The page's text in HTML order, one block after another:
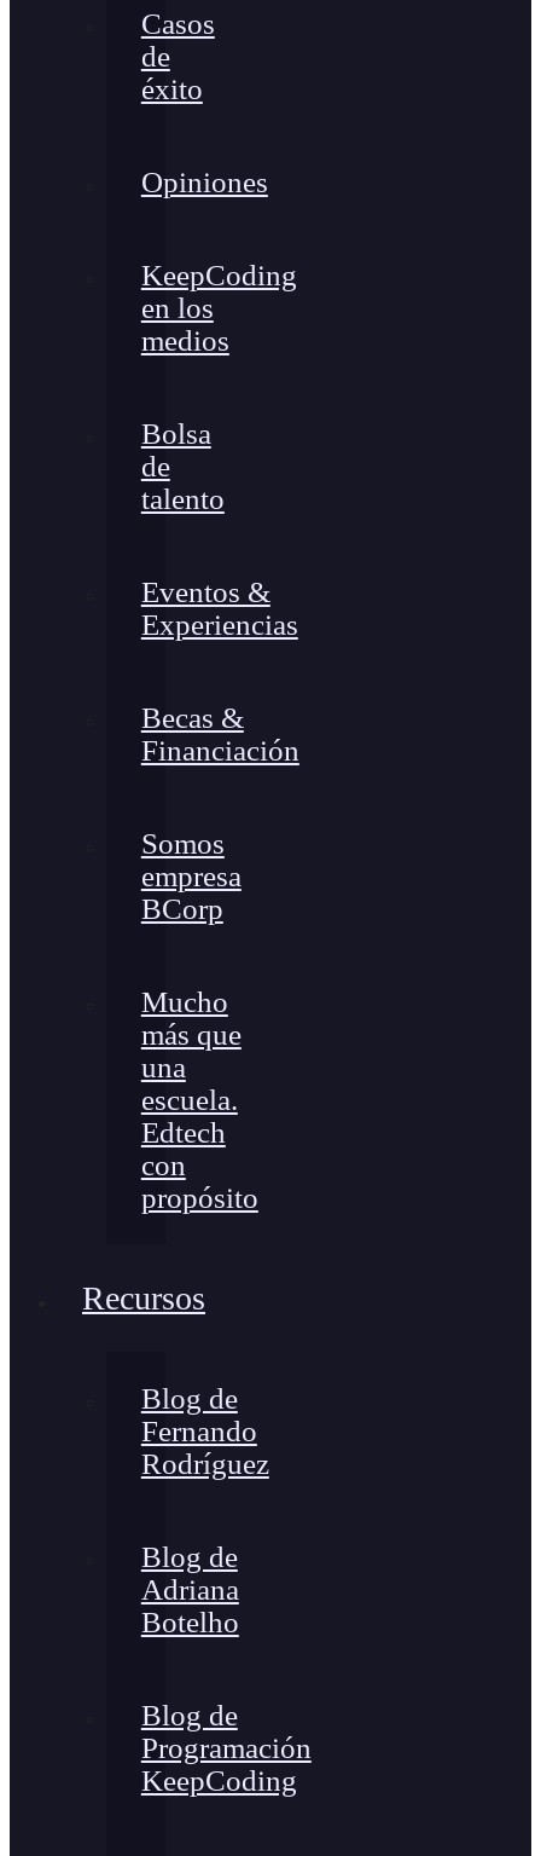
Casos
de
éxito
Opiniones
KeepCoding
en los
medios
Bolsa
de
talento
Eventos &
Experiencias
Becas &
Financiación
Somos
empresa
BCorp
Mucho
más que
una
escuela.
Edtech
con
propósito
Recursos
Blog de
Fernando
Rodríguez
Blog de
Adriana
Botelho
Blog de
Programación
KeepCoding